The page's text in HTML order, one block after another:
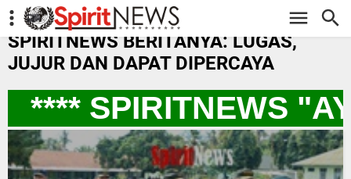
-->
SPIRITNEWS BERITANYA: LUGAS,
JUJUR DAN DAPAT DIPERCAYA
SPIRITNEWS